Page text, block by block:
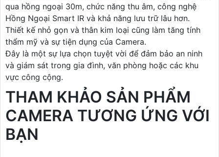
qua hồng ngoại 30m, chức năng thu âm, công nghệ
Hồng Ngoại Smart IR và khả năng lưu trữ lâu hơn.
Thiết kế nhỏ gọn và thân kim loại cũng làm tăng tính
thẩm mỹ và sự tiện dụng của Camera.
Đây là một sự lựa chọn tuyệt vời để đảm bảo an ninh
và giám sát trong gia đình, văn phòng hoặc các khu
vực công cộng.
THAM KHẢO SẢN PHẨM
CAMERA TƯƠNG ỨNG VỚI
BẠN